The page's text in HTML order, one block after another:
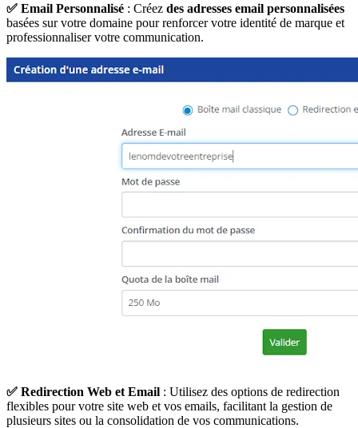
✅ Email Personnalisé : Créez des adresses email personnalisées
basées sur votre domaine pour renforcer votre identité de marque et
professionnaliser votre communication.
✅ Redirection Web et Email : Utilisez des options de redirection
flexibles pour votre site web et vos emails, facilitant la gestion de
plusieurs sites ou la consolidation de vos communications.